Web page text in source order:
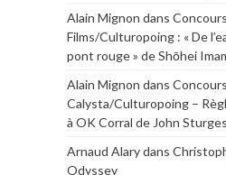
Alain Mignon dans
Films/Culturopoing : « De
pont rouge » de Shōhei
Alain Mignon dans
Calysta/Culturopoing –
à OK Corral de John Sturges
Arnaud Alarydans
Odyssey